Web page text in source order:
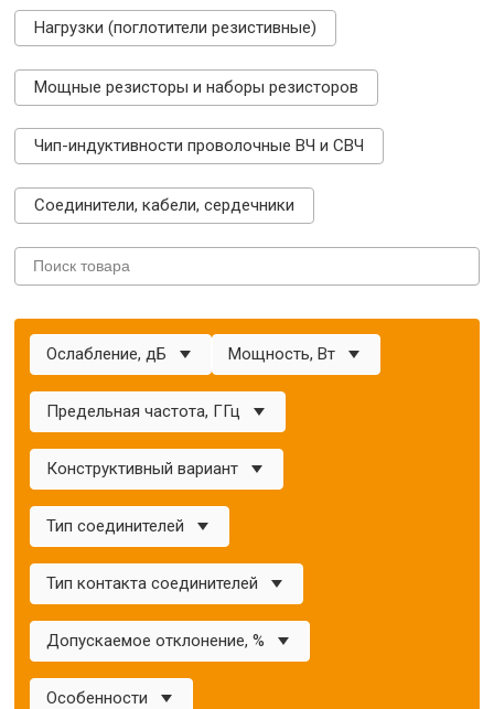
Нагрузки (поглотители резистивные)
Мощные резисторы и наборы резисторов
Чип-индуктивности проволочные ВЧ и СВЧ
Соединители, кабели, сердечники
Ослабление, дБ Мощность, Вт
Предельная частота, ГГц
Конструктивный вариант
Тип соединителей
Тип контакта соединителей
Допускаемое отклонение, %
Особенности